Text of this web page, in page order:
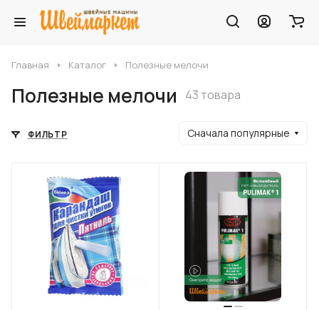
Главная Каталог Полезные мелочи
Полезные мелочи 43 товара
ФИЛЬТР Сначала популярные